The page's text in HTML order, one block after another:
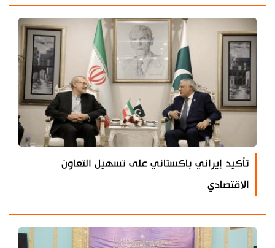
تأكيد إيراني باكستاني على تسهيل التعاون
الاقتصادي